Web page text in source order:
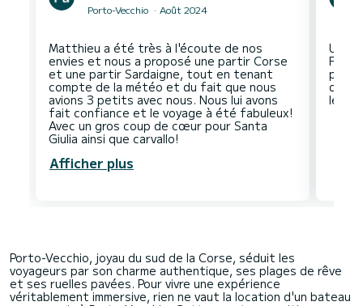
Porto-Vecchio
Août 2024
Matthieu a été très à l'écoute de nos
envies et nous a proposé une partir Corse
et une partir Sardaigne, tout en tenant
compte de la météo et du fait que nous
avions 3 petits avec nous. Nous lui avons
fait confiance et le voyage à été fabuleux!
Avec un gros coup de cœur pour Santa
Afficher plus
Un
dans
Porto-Vecchio, joyau du sud de la Corse, séduit les
voyageurs par son charme authentique, ses plages de rêve
et ses ruelles pavées. Pour vivre une expérience
véritablement immersive, rien ne vaut la location d'un bateau